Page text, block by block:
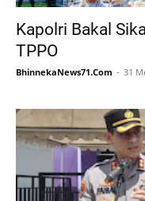
Kapolri Bakal
TPPO
BhinnekaNews71.Com 31